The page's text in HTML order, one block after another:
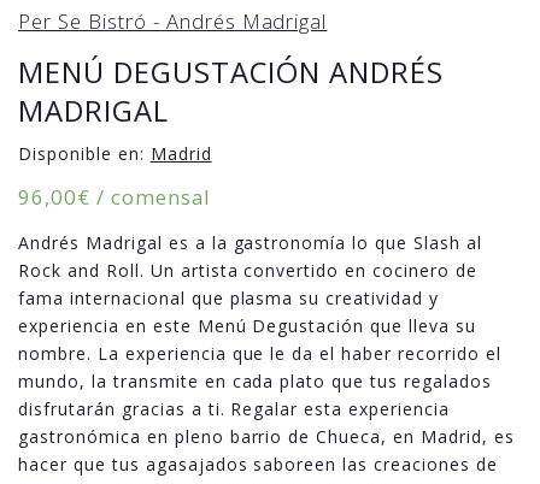
Per Se Bistró - Andrés Madrigal
MENÚ DEGUSTACIÓN ANDRÉS
MADRIGAL
Disponible en: Madrid
96,00€ / comensal
Andrés Madrigal es a la gastronomía lo que Slash al
Rock and Roll. Un artista convertido en cocinero de
fama internacional que plasma su creatividad y
experiencia en este Menú Degustación que lleva su
nombre. La experiencia que le da el haber recorrido el
mundo, la transmite en cada plato que tus regalados
disfrutarán gracias a ti. Regalar esta experiencia
gastronómica en pleno barrio de Chueca, en Madrid, es
hacer que tus agasajados saboreen las creaciones de